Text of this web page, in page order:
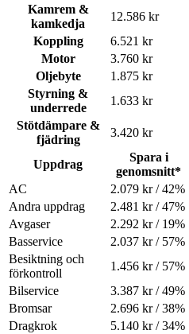
Kamrem &
kamkedja
12.586 kr
Koppling
6.521 kr
Motor
3.760 kr
Oljebyte
1.875 kr
Styrning &
underrede
1.633 kr
Stötdämpare &
fjädring
3.420 kr
Uppdrag
Spara i
genomsnitt*
AC
2.079 kr / 42%
Andra uppdrag 2.481 kr / 47%
Avgaser 2.292 kr / 19%
Basservice 2.037 kr / 57%
Besiktning och
förkontroll
1.456 kr / 57%
Bilservice 3.387 kr / 49%
Bromsar 2.696 kr / 38%
Dragkrok 5.140 kr / 34%